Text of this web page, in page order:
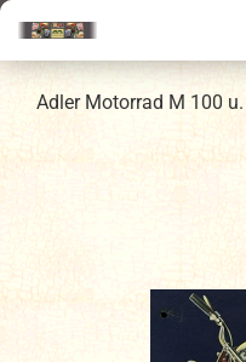
Adler Motorrad M 100